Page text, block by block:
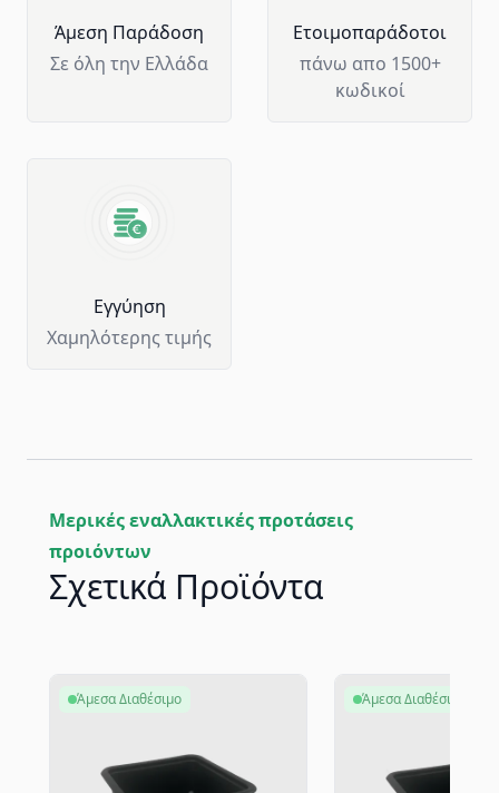
Άμεση Παράδοση
Σε όλη την Ελλάδα
Ετοιμοπαράδοτοι
πάνω απο 1500+
κωδικοί
Eγγύηση
Χαμηλότερης τιμής
Μερικές εναλλακτικές προτάσεις
προιόντων
Σχετικά Προϊόντα
Άμεσα Διαθέσιμο Άμεσα Διαθέσιμο